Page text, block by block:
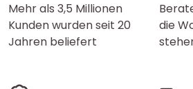
Mehr als 3,5 Millionen
Kunden wurden seit 20
Jahren beliefert
die